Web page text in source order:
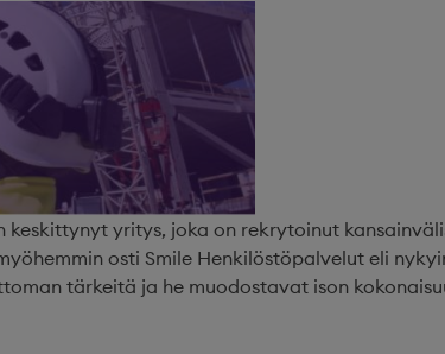
keskittynyt yritys, joka on rekrytoinut
osti Smile Henkilöstöpalvelut eli
tärkeitä ja he muodostavat ison